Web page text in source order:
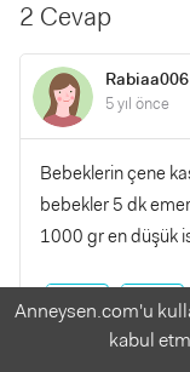
2 Cevap
Rabiaa006
5 yıl önce
Bebeklerin çene
bebekler 5 dk
1000 gr en düşük
0 0
Anneysen.com'u
kabul